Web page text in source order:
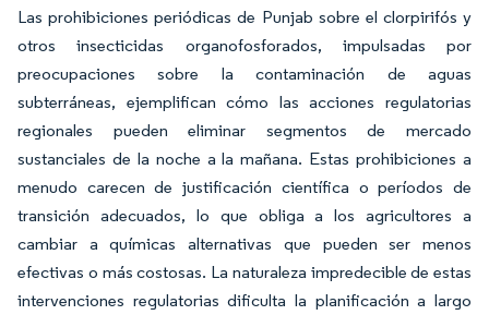
Las prohibiciones periódicas de Punjab sobre el clorpirifós y
otros insecticidas organofosforados, impulsadas por
preocupaciones sobre la contaminación de aguas
subterráneas, ejemplifican cómo las acciones regulatorias
regionales pueden eliminar segmentos de mercado
sustanciales de la noche a la mañana. Estas prohibiciones a
menudo carecen de justificación científica o períodos de
transición adecuados, lo que obliga a los agricultores a
cambiar a químicas alternativas que pueden ser menos
efectivas o más costosas. La naturaleza impredecible de estas
intervenciones regulatorias dificulta la planificación a largo